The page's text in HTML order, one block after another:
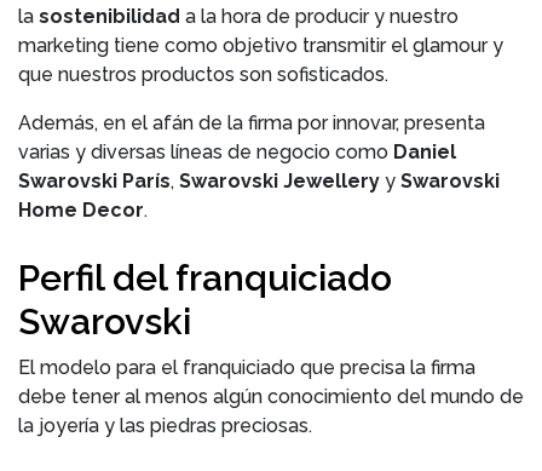
la sostenibilidad a la hora de producir y nuestro
marketing tiene como objetivo transmitir el glamour y
que nuestros productos son sofisticados.
Además, en el afán de la firma por innovar, presenta
varias y diversas líneas de negocio como Daniel
Swarovski París, Swarovski Jewellery y Swarovski
Home Decor.
Perfil del franquiciado
Swarovski
El modelo para el franquiciado que precisa la firma
debe tener al menos algún conocimiento del mundo de
la joyería y las piedras preciosas.